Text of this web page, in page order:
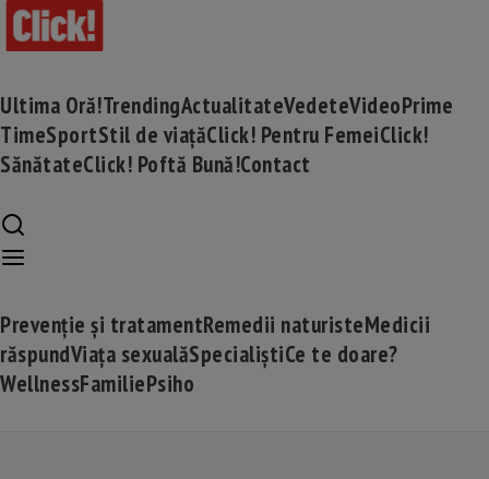
Ultima Oră!TrendingActualitateVedeteVideoPrime
TimeSportStil de viațăClick! Pentru FemeiClick!
SănătateClick! Poftă Bună!Contact
Prevenție și tratamentRemedii naturisteMedicii
răspundViața sexualăSpecialiștiCe te doare?
WellnessFamiliePsiho